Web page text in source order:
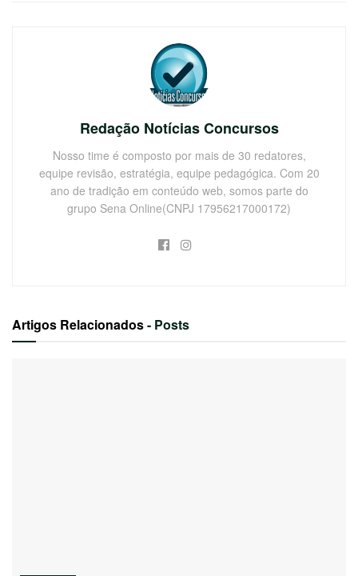
Redação Notícias Concursos
Nosso time é composto por mais de 30 redatores,
equipe revisão, estratégia, equipe pedagógica. Com 20
ano de tradição em conteúdo web, somos parte do
grupo Sena Online(CNPJ 17956217000172)
Artigos Relacionados- Posts